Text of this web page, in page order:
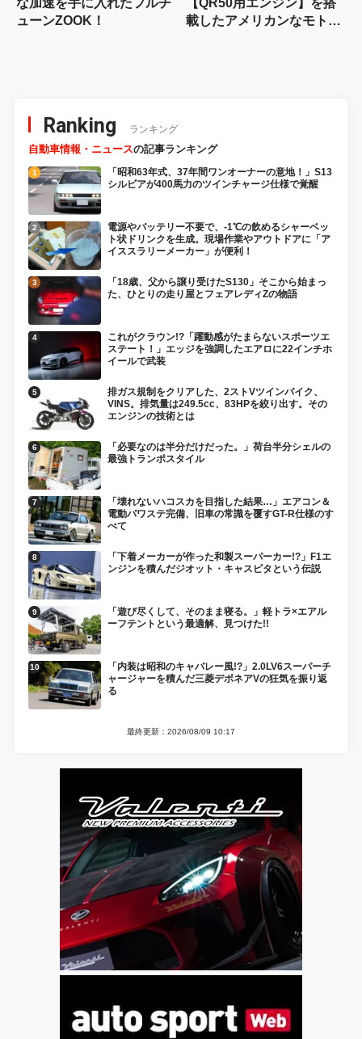
な加速を手に入れたフルチ
ューンZOOK！
【QR50用エンジン】を搭
載したアメリカンなモトコ
Ranking ランキング
自動車情報・ニュースの記事ランキング
「昭和63年式、37年間ワンオーナーの意地！」S13
シルビアが400馬力のツインチャージ仕様で覚醒
電源やバッテリー不要で、-1℃の飲めるシャーベッ
ト状ドリンクを生成。現場作業やアウトドアに「ア
イススラリーメーカー」が便利！
「18歳、父から譲り受けたS130」そこから始まっ
た、ひとりの走り屋とフェアレディZの物語
これがクラウン!?「躍動感がたまらないスポーツエ
ステート！」エッジを強調したエアロに22インチホ
イールで武装
排ガス規制をクリアした、2ストVツインバイク、
VINS。排気量は249.5cc、83HPを絞り出す。その
エンジンの技術とは
「必要なのは半分だけだった。」荷台半分シェルの
最強トランポスタイル
「壊れないハコスカを目指した結果…」エアコン＆
電動パワステ完備、旧車の常識を覆すGT-R仕様のす
べて
「下着メーカーが作った和製スーパーカー!?」F1エ
ンジンを積んだジオット・キャスピタという伝説
「遊び尽くして、そのまま寝る。」軽トラ×エアル
ーフテントという最適解、見つけた!!
「内装は昭和のキャバレー風!?」2.0LV6スーパーチ
ャージャーを積んだ三菱デボネアVの狂気を振り返
る
最終更新：2026/08/09 10:17